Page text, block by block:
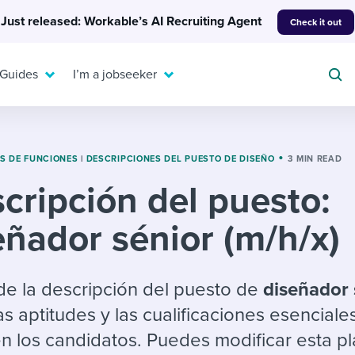
Just released: Workable’s AI Recruiting Agent Check it out
candidates
hiring pipelines
Or browse by
A flexible workplace
means new ways of
working. Pick up tips
templates
checklists
& reports
To hear from others:
EXPERT INSIGHTS
Get insights, guidance,
the know.
I’m a jobseeker
resources
For your job search:
INTERVIEWS & ANSWERS
Typical interview
answers for each.
DE FUNCIONES | DESCRIPCIONES DEL PUESTO DE DISEÑO 3 MIN READ
del puesto:
sénior (m/h/x)
la descripción del puesto dediseñador
aptitudes y las cualificaciones
los candidatos. Puedes modificar esta